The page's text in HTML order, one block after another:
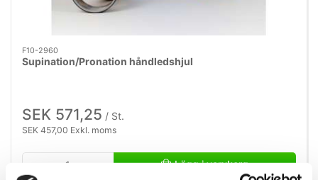
F10-2960
Supination/Pronation håndledshjul
SEK 571,25 / St.
SEK 457,00 Exkl. moms
Lägg i varukorg